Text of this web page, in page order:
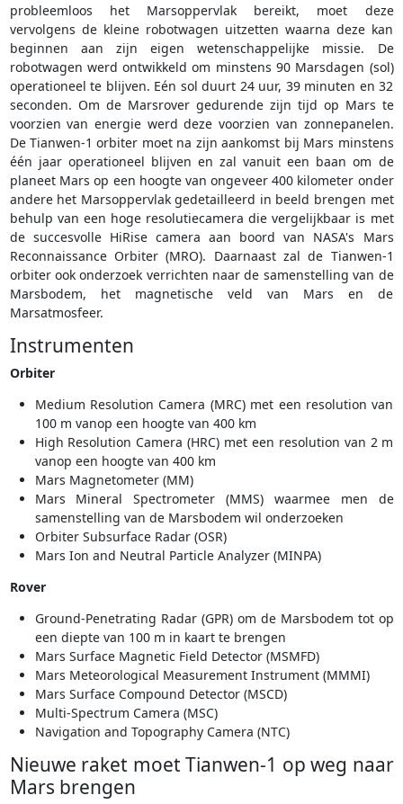
probleemloos het Marsoppervlak bereikt, moet deze
vervolgens de kleine robotwagen uitzetten waarna deze kan
beginnen aan zijn eigen wetenschappelijke missie. De
robotwagen werd ontwikkeld om minstens 90 Marsdagen (sol)
operationeel te blijven. Eén sol duurt 24 uur, 39 minuten en 32
seconden. Om de Marsrover gedurende zijn tijd op Mars te
voorzien van energie werd deze voorzien van zonnepanelen.
De Tianwen-1 orbiter moet na zijn aankomst bij Mars minstens
één jaar operationeel blijven en zal vanuit een baan om de
planeet Mars op een hoogte van ongeveer 400 kilometer onder
andere het Marsoppervlak gedetailleerd in beeld brengen met
behulp van een hoge resolutiecamera die vergelijkbaar is met
de succesvolle HiRise camera aan boord van NASA's Mars
Reconnaissance Orbiter (MRO). Daarnaast zal de Tianwen-1
orbiter ook onderzoek verrichten naar de samenstelling van de
Marsbodem, het magnetische veld van Mars en de
Marsatmosfeer.
Instrumenten
Orbiter
Medium Resolution Camera (MRC) met een resolution van
100 m vanop een hoogte van 400 km
High Resolution Camera (HRC) met een resolution van 2 m
vanop een hoogte van 400 km
Mars Magnetometer (MM)
Mars Mineral Spectrometer (MMS) waarmee men de
samenstelling van de Marsbodem wil onderzoeken
Orbiter Subsurface Radar (OSR)
Mars Ion and Neutral Particle Analyzer (MINPA)
Rover
Ground-Penetrating Radar (GPR) om de Marsbodem tot op
een diepte van 100 m in kaart te brengen
Mars Surface Magnetic Field Detector (MSMFD)
Mars Meteorological Measurement Instrument (MMMI)
Mars Surface Compound Detector (MSCD)
Multi-Spectrum Camera (MSC)
Navigation and Topography Camera (NTC)
Nieuwe raket moet Tianwen-1 op weg naar
Mars brengen